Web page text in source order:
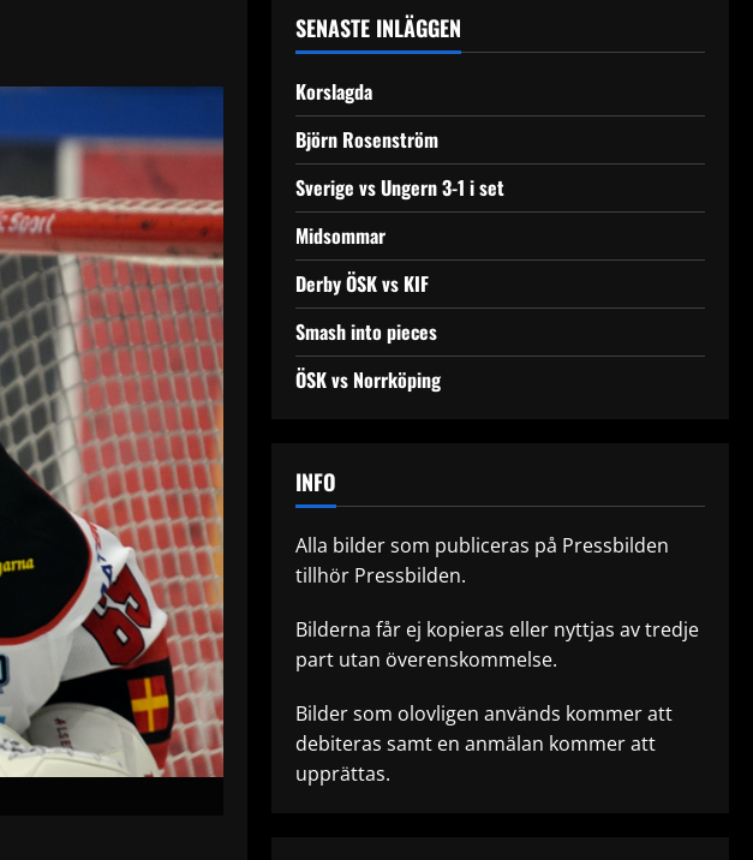
SENASTE INLÄGGEN
Korslagda
Björn Rosenström
Sverige vs Ungern 3-1 i set
Midsommar
Derby ÖSK vs KIF
Smash into pieces
ÖSK vs Norrköping
INFO
Alla bilder som publiceras på Pressbilden
tillhör Pressbilden.
Bilderna får ej kopieras eller nyttjas av tredje
part utan överenskommelse.
Bilder som olovligen används kommer att
debiteras samt en anmälan kommer att
upprättas.